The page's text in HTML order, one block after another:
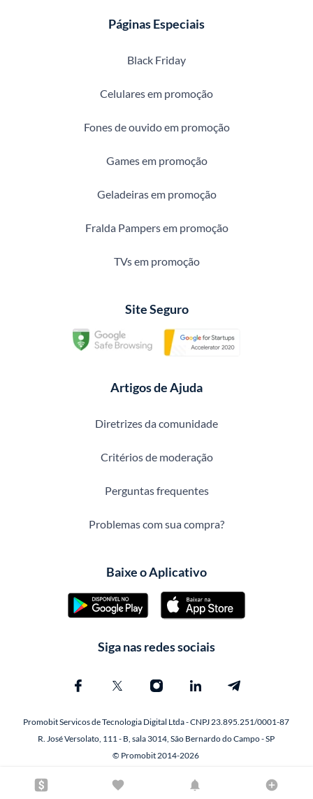
Páginas Especiais
Black Friday
Celulares em promoção
Fones de ouvido em promoção
Games em promoção
Geladeiras em promoção
Fralda Pampers em promoção
TVs em promoção
Site Seguro
Artigos de Ajuda
Diretrizes da comunidade
Critérios de moderação
Perguntas frequentes
Problemas com sua compra?
Baixe o Aplicativo
Siga nas redes sociais
Promobit Servicos de Tecnologia Digital Ltda - CNPJ 23.895.251/0001-87
R. José Versolato, 111 - B, sala 3014, São Bernardo do Campo - SP
© Promobit 2014-2026